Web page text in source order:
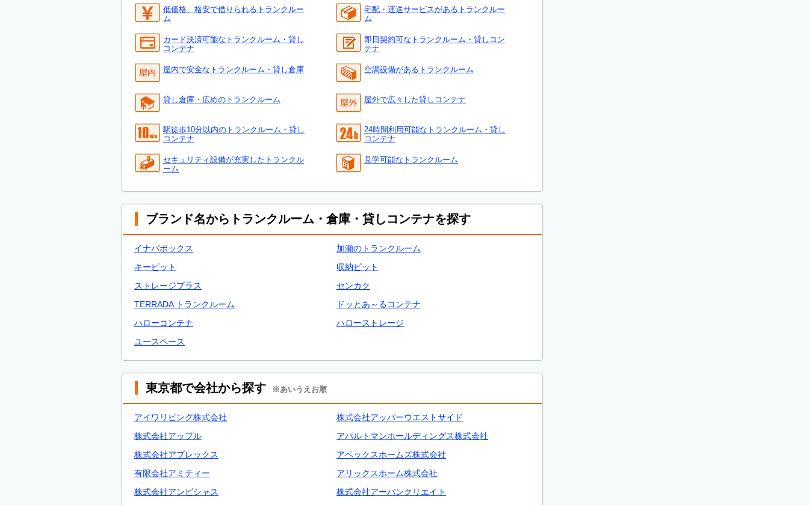
低価格、格安で借りられるトランクルー
ム
宅配・運送サービスがあるトランクルー
ム
カード決済可能なトランクルーム・貸し
コンテナ
即日契約可なトランクルーム・貸しコン
テナ
屋内で安全なトランクルーム・貸し倉庫 空調設備があるトランクルーム
貸し倉庫・広めのトランクルーム 屋外で広々した貸しコンテナ
駅徒歩10分以内のトランクルーム・貸し
コンテナ
24時間利用可能なトランクルーム・貸し
コンテナ
セキュリティ設備が充実したトランクル
ーム
見学可能なトランクルーム
ブランド名からトランクルーム・倉庫・貸しコンテナを探す
イナバボックス
加瀬のトランクルーム
キーピット
収納ピット
ストレージプラス
センカク
TERRADA トランクルーム
ドッとあ～るコンテナ
ハローコンテナ
ハローストレージ
ユースペース
東京都で会社から探す ※あいうえお順
アイワリビング株式会社
株式会社アッパーウエストサイド
株式会社アップル
アパルトマンホールディングス株式会社
株式会社アプレックス
アペックスホームズ株式会社
有限会社アミティー
アリックスホーム株式会社
株式会社アンビシャス
株式会社アーバンクリエイト